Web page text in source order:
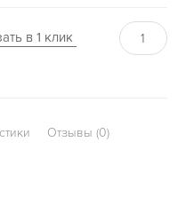
в 1 клик
Отзывы (0)